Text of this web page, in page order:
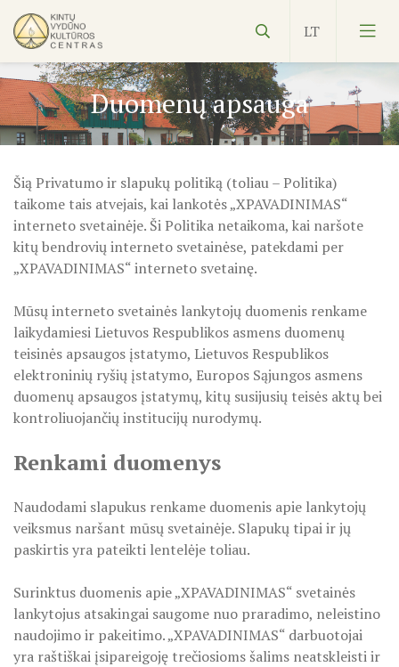
Vydūnas
Ekspozicijos
Kultūros pasas
NVŠ
Veiklos planas
KILNOJAMOJI Emalio darbų paroda KLAIPĖDOS
ŠILUTĖS ŽRVVG ,,ŽUVĖJŲ KRAŠTAS" PROJEKTAS 2025/
KPD PROJEKTAS ,,MAŽOSIOS LIETUVOS MOKYKLA-
KPD PROJEKTAS ,,MAŽOSIOS LIETUVOS MOKYKLA-
KPD PROJEKTAS ,,MAŽOSIOS LIETUVOS MOKYKLA-
Duomenų apsauga
Šią Privatumo ir slapukų politiką (toliau – Politika)
taikome tais atvejais, kai lankotės „XPAVADINIMAS“
interneto svetainėje. Ši Politika netaikoma, kai naršote
kitų bendrovių interneto svetainėse, patekdami per
„XPAVADINIMAS“ interneto svetainę.
Mūsų interneto svetainės lankytojų duomenis renkame
laikydamiesi Lietuvos Respublikos asmens duomenų
teisinės apsaugos įstatymo, Lietuvos Respublikos
elektroninių ryšių įstatymo, Europos Sąjungos asmens
duomenų apsaugos įstatymų, kitų susijusių teisės aktų bei
kontroliuojančių institucijų nurodymų.
Renkami duomenys
Naudodami slapukus renkame duomenis apie lankytojų
veiksmus naršant mūsų svetainėje. Slapukų tipai ir jų
paskirtis yra pateikti lentelėje toliau.
Surinktus duomenis apie „XPAVADINIMAS“ svetainės
lankytojus atsakingai saugome nuo praradimo, neleistino
naudojimo ir pakeitimo. „XPAVADINIMAS“ darbuotojai
yra raštiškai įsipareigoję trečiosioms šalims neatskleisti ir